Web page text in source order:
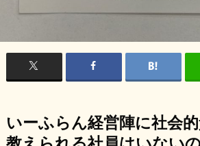
いーふらん経営陣に社会